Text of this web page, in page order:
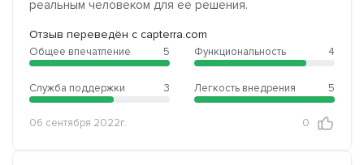
реальным человеком для ее решения.
Отзыв переведён с capterra.com
Общее впечатление 5
Служба поддержки 3
Функциональность 4
Легкость внедрения 5
06 сентября 2022г. 0